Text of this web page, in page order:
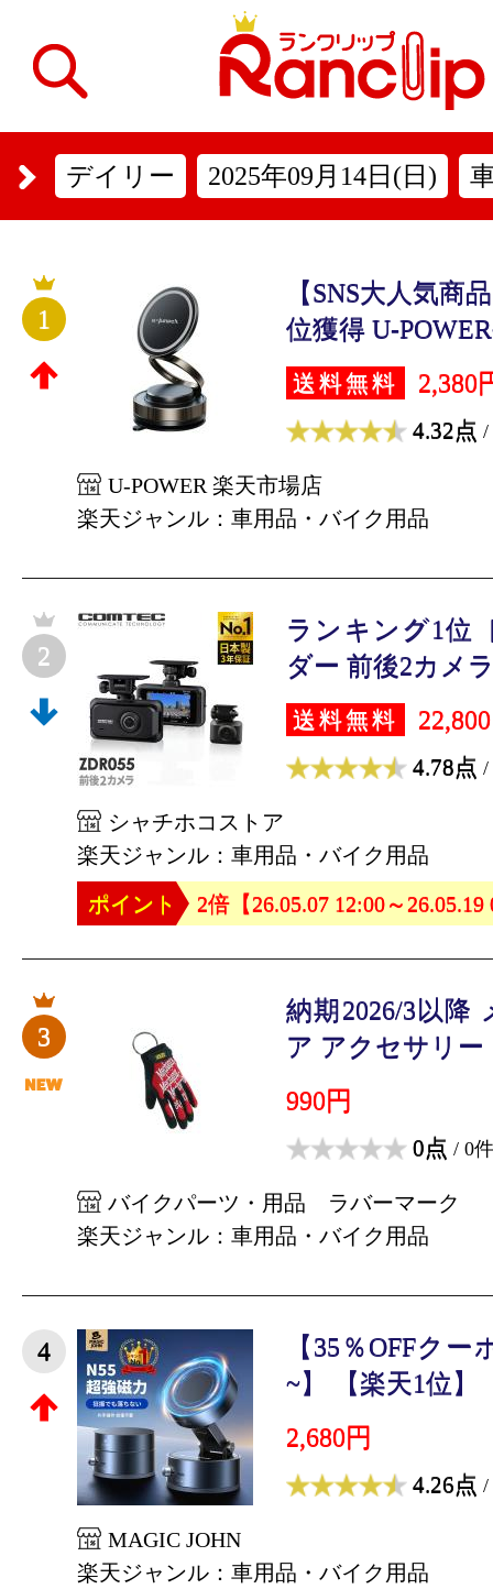
デイリー 2025年09月14日(日)
1
【SNS大人気商
位獲得 U-
送料無料 2,380
4.32点 /
U-POWER 楽天市場店
楽天ジャンル：車用品・バイク用品
2
ランキング1位
ダー 前後2カメ
送料無料
4.78点 /
シャチホコストア
楽天ジャンル：車用品・バイク用品
ポイント
2倍【26.05.07 12:00～26.05.19
3
納期2026/3以降
ア アクセサリー
990円
0点 / 0件
バイクパーツ・用品 ラバーマーク
楽天ジャンル：車用品・バイク用品
4
【35％OFFクー
~】 【楽天1位】
2,680円
4.26点 /
MAGIC JOHN
楽天ジャンル：車用品・バイク用品